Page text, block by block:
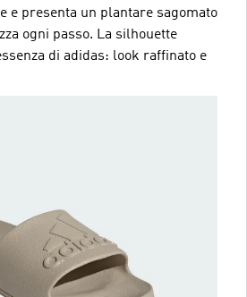
e presenta un plantare sagomato
ogni passo. La silhouette
di adidas: look raffinato e